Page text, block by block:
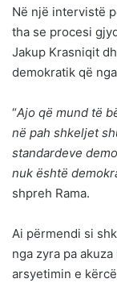
Në një intervistë
tha se procesi
Jakup Krasniqit
demokratik që
“Ajo që mund të
në pah shkeljet
standardeve
nuk është
shpreh Rama.
Ai përmendi si
nga zyra pa
arsyetimin e